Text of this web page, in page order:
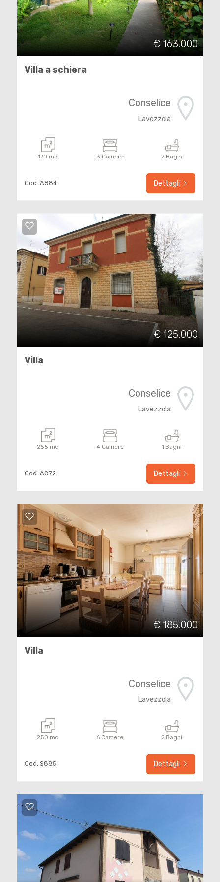
€ 163.000
Villa a schiera
Conselice
Lavezzola
170 mq 3 Camere 2 Bagni
Cod. A884 Dettagli
€ 125.000
Villa
Conselice
Lavezzola
255 mq 4 Camere 1 Bagni
Cod. A872 Dettagli
€ 185.000
Villa
Conselice
Lavezzola
250 mq 6 Camere 2 Bagni
Cod. S885 Dettagli
NOI
CONTATTI
NEWS
Ravenna
Conselice
Tipologia
Residenziali
Commerciali
Terreni
Prezzo
Locali
minimi
Qualsiasi
1
2
3
Qualsiasi
1
2